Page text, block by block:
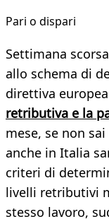
Pari o dispari
Settimana
allo schema di
direttiva
retributiva e la
mese, se non
anche in Italia
criteri di
livelli retributivi
stesso lavoro,